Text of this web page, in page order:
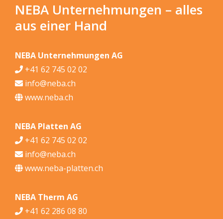
NEBA Unternehmungen – alles
aus einer Hand
NEBA Unternehmungen AG
+41 62 745 02 02
info@neba.ch
www.neba.ch
NEBA Platten AG
+41 62 745 02 02
info@neba.ch
www.neba-platten.ch
NEBA Therm AG
+41 62 286 08 80